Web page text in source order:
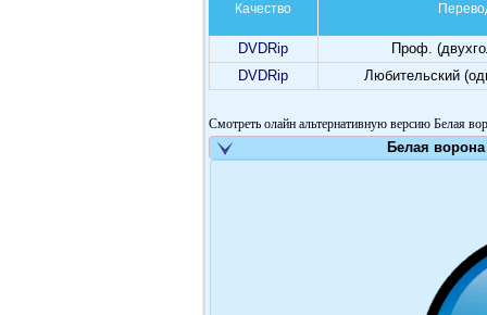
Качество
DVDRip
Проф.
DVDRip
Любительский
Смотреть олайн альтернативную версию Белая
Белая